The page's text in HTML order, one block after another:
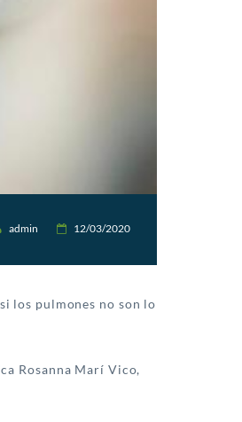
admin 12/03/2020
los pulmones no son lo
Rosanna Marí Vico,